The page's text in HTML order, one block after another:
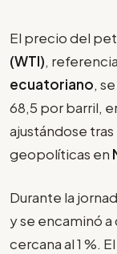
El precio del
(WTI),
ecuatoriano,
68,5 por barril,
ajustándose
geopolíticas en
Durante la
y se encaminó a
cercana al 1 %. El